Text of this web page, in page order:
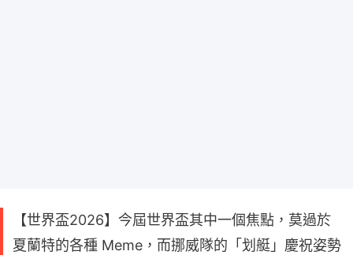
【世界盃2026】今屆世界盃其中一個焦點，莫過於
夏蘭特的各種 Meme，而挪威隊的「划艇」慶祝姿勢